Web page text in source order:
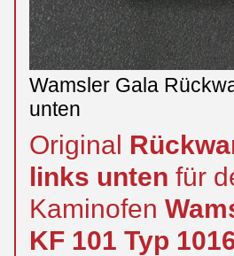
Wamsler Gala
unten
Original
links unten für
Kaminofen
KF 101 Typ